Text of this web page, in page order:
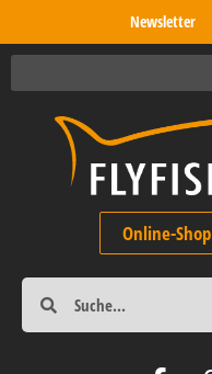
Newsletter
Online-Shop